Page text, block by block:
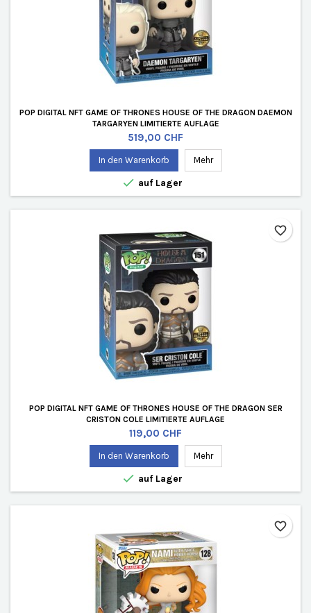
POP DIGITAL NFT GAME OF THRONES HOUSE OF THE DRAGON DAEMON
TARGARYEN LIMITIERTE AUFLAGE
Preis
519,00 CHF
In den Warenkorb Mehr
 auf Lager
POP DIGITAL NFT GAME OF THRONES HOUSE OF THE DRAGON SER
CRISTON COLE LIMITIERTE AUFLAGE
Preis
119,00 CHF
In den Warenkorb Mehr
 auf Lager
favorite_border
favorite_border